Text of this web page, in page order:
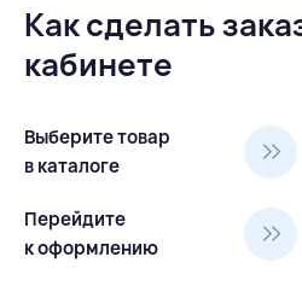
Как сделать
кабинете
Выберите товар
в каталоге
Перейдите
к оформлению